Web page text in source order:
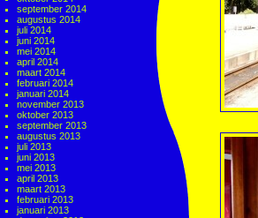
september 2014
augustus 2014
juli 2014
juni 2014
mei 2014
april 2014
maart 2014
februari 2014
januari 2014
november 2013
oktober 2013
september 2013
augustus 2013
juli 2013
juni 2013
mei 2013
april 2013
maart 2013
februari 2013
januari 2013